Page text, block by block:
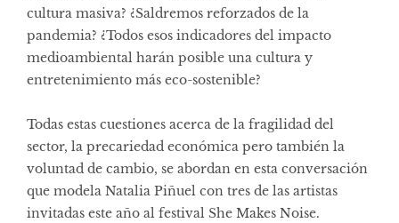
cultura masiva? ¿Saldremos reforzados de la
pandemia? ¿Todos esos indicadores del impacto
medioambiental harán posible una cultura y
entretenimiento más eco-sostenible?
Todas estas cuestiones acerca de la fragilidad del
sector, la precariedad económica pero también la
voluntad de cambio, se abordan en esta conversación
que modela Natalia Piñuel con tres de las artistas
invitadas este año al festival She Makes Noise.